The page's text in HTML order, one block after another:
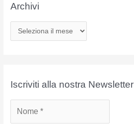
Archivi
r
iIscriviti alla nostra Newsletter